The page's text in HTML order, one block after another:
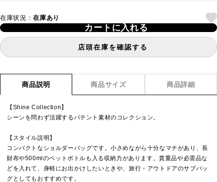
在庫状況：在庫あり
カートに入れる
店頭在庫を確認する
商品説明 商品サイズ 商品詳細
【Shine Collection】
シーンを問わず活躍するパテント素材のコレクション。
【スタイル説明】
コンパクトなショルダーバッグです。小さめながら十分なマチがあり、長
財布や500mlのペットボトルも入る収納力があります。貴重品や必需品な
どを入れて、身軽にお出かけしたいときや、旅行・アウトドアのサブバッ
グとしてもおすすめです。